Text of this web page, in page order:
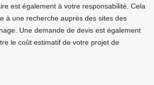
est également à votre responsabilité. Cela
à une recherche auprès des sites des
Une demande de devis est également
le coût estimatif de votre projet de